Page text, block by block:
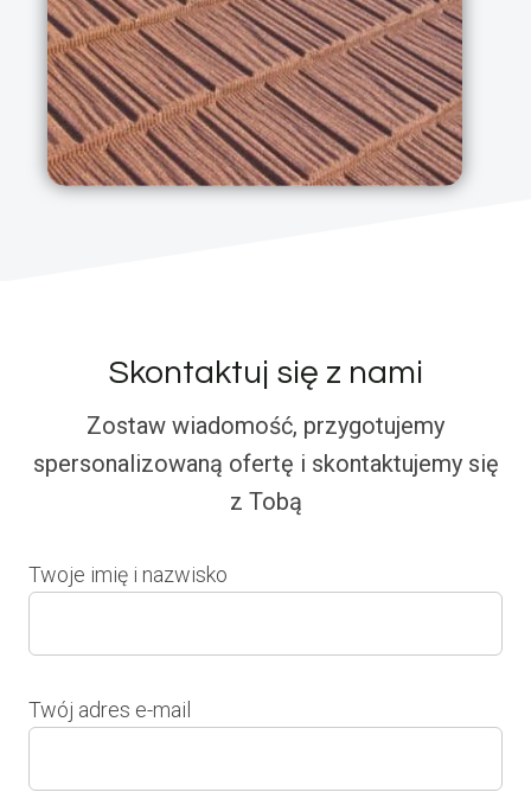
Skontaktuj się z nami
Zostaw wiadomość, przygotujemy
spersonalizowaną ofertę i skontaktujemy się
z Tobą
Twoje imię i nazwisko
Twój adres e-mail